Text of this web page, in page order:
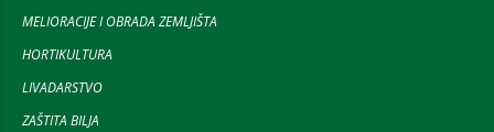
MELIORACIJE I OBRADA ZEMLJIŠTA
HORTIKULTURA
LIVADARSTVO
ZAŠTITA BILJA